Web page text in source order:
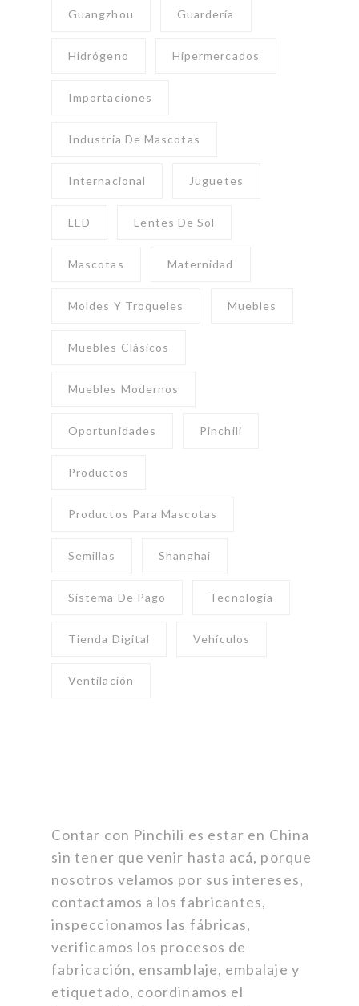
Guangzhou Guardería
Hidrógeno Hipermercados
Importaciones
Industria De Mascotas
Internacional Juguetes
LED Lentes De Sol
Mascotas Maternidad
Moldes Y Troqueles Muebles
Muebles Clásicos
Muebles Modernos
Oportunidades Pinchili
Productos
Productos Para Mascotas
Semillas Shanghai
Sistema De Pago Tecnología
Tienda Digital Vehículos
Ventilación
Contar con Pinchili es estar en China
sin tener que venir hasta acá, porque
nosotros velamos por sus intereses,
contactamos a los fabricantes,
inspeccionamos las fábricas,
verificamos los procesos de
fabricación, ensamblaje, embalaje y
etiquetado, coordinamos el